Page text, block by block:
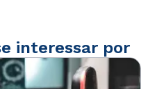
interessar por